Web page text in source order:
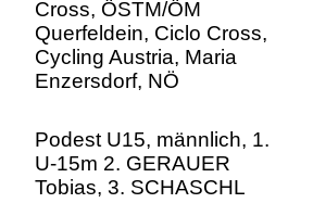
Podest U15, männlich, 1.
U-15m 2. GERAUER
Tobias, 3. SCHASCHL